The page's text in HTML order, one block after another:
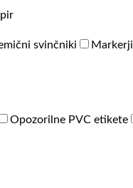
svinčniki Markerji
Opozorilne PVC etikete